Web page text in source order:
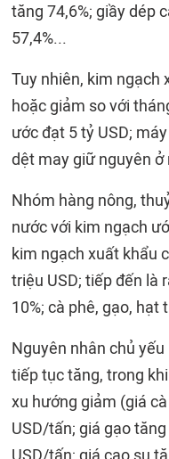
tăng 74,6%; giầy dép
57,4%...
Tuy nhiên, kim ngạch
hoặc giảm so với
ước đạt 5 tỷ USD;
dệt may giữ nguyên ở
Nhóm hàng nông,
nước với kim ngạch
kim ngạch xuất khẩu
triệu USD; tiếp đến là
10%; cà phê, gạo, hạt
Nguyên nhân chủ
tiếp tục tăng, trong
xu hướng giảm (giá
USD/tấn; giá gạo
USD/tấn; giá cao su